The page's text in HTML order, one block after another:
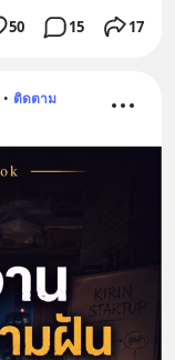
50 15 17
• ติดตาม